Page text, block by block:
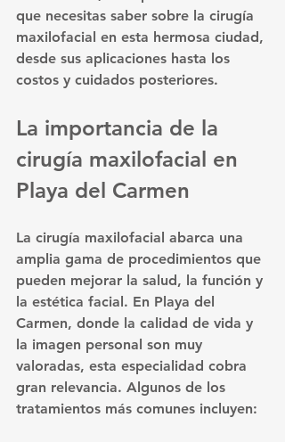
que necesitas saber sobre la cirugía
maxilofacial en esta hermosa ciudad,
desde sus aplicaciones hasta los
costos y cuidados posteriores.
La importancia de la
cirugía maxilofacial en
Playa del Carmen
La cirugía maxilofacial abarca una
amplia gama de procedimientos que
pueden mejorar la salud, la función y
la estética facial. En Playa del
Carmen, donde la calidad de vida y
la imagen personal son muy
valoradas, esta especialidad cobra
gran relevancia. Algunos de los
tratamientos más comunes incluyen: